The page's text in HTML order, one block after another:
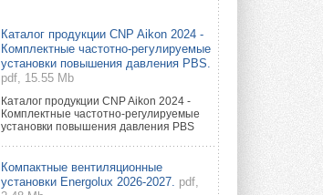
Каталог продукции CNP Aikon 2024 -
Комплектные частотно-регулируемые
установки повышения давления PBS.
pdf, 15.55 Mb
Каталог продукции CNP Aikon 2024 -
Комплектные частотно-регулируемые
установки повышения давления PBS
Компактные вентиляционные
установки Energolux 2026-2027. pdf,